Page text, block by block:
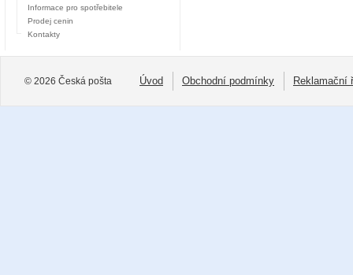
Informace pro spotřebitele
Prodej cenin
Kontakty
© 2026 Česká pošta Úvod Obchodní podmínky Reklamační